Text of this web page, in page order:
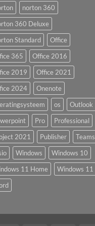
norton 360
360 Deluxe
Standard
Office
365
Office 2016
2019
Office 2021
2024
Onenote
os
Outlook
Pro
Professional
2021
Publisher
Teams
Windows
Windows 10
11 Home
Windows 11